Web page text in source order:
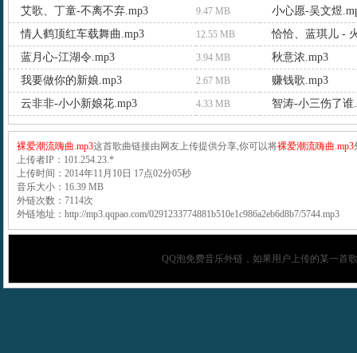
艾歌、丁童-不离不弃.mp3
9.47 MB
小心愿-吴文煜
情人鹤顶红车载舞曲.mp3
12.55 MB
恰恰、蓝琪儿 -
蓝月心-江湖令.mp3
3.94 MB
秋意浓.mp3
我要做你的新娘.mp3
2.67 MB
赚钱歌.mp3
云非非-小小新娘花.mp3
4.33 MB 智涛-小三伤了谁
裸爱潮流嗨曲.mp3这首歌曲链接由网友上传提供分享,你可以将裸爱潮流嗨曲.mp3
上传者IP：101.254.23.*
上传时间：2014年11月10日 17点02分05秒
音乐大小：16.39 MB
外链次数：7114次
外链地址：http://mp3.qqpao.com/0291233774881b510e1c986a2eb6d8b7/5744.mp3
QQ泡免费音乐外链，如果用户上传的某一首